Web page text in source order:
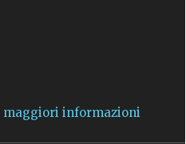
maggiori informazioni